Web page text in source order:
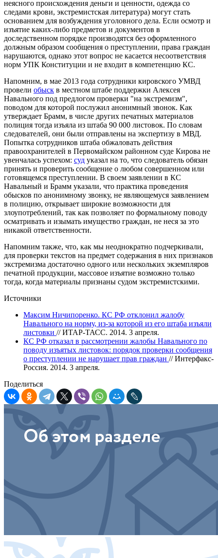
неясного происхождения деньги и ценности, одежда со
следами крови, экстремистская литература) могут стать
основанием для возбуждения уголовного дела. Если осмотр и
изъятие каких-либо предметов и документов в
доследственном порядке производятся без оформленного
должным образом сообщения о преступлении, права граждан
нарушаются, однако этот вопрос не касается несоответствия
норм УПК Конституции и не входит в компетенцию КС.
Напомним, в мае 2013 года сотрудники кировского УМВД
провели обыск в местном штабе поддержки Алексея
Навального под предлогом проверки "на экстремизм",
поводом для которой послужил анонимный звонок. Как
утверждает Брамм, в числе других печатных материалов
полиция тогда изъяла из штаба 90 000 листовок. По словам
следователей, они были отправлены на экспертизу в МВД.
Попытка сотрудников штаба обжаловать действия
правоохранителей в Первомайском районном суде Кирова не
увенчалась успехом: суд указал на то, что следователь обязан
принять и проверить сообщение о любом совершенном или
готовящемся преступлении. В своем заявлении в КС
Навальный и Брамм указали, что практика проведения
обысков по анонимному звонку, не являющемуся заявлением
в полицию, открывает широкие возможности для
злоупотреблений, так как позволяет по формальному поводу
осматривать и изымать имущество граждан, не неся за это
никакой ответственности.
Напомним также, что, как мы неоднократно подчеркивали,
для проверки текстов на предмет содержания в них признаков
экстремизма достаточно одного или нескольких экземпляров
печатной продукции, массовое изъятие возможно только
тогда, когда материалы признаны судом экстремистскими.​
Источники
Максим Ничипоренко. КС РФ отклонил жалобу
Навального на норму, из-за которой из его штаба изъяли
листовки // ИТАР-ТАСС. 2014. 3 апреля.
КС РФ отказал в рассмотрении жалобы Навального по
поводу изъятых листовок: порядок проверки сообщения
о преступлении не нарушает прав граждан // Интерфакс-
Россия. 2014. 3 апреля.
Поделиться